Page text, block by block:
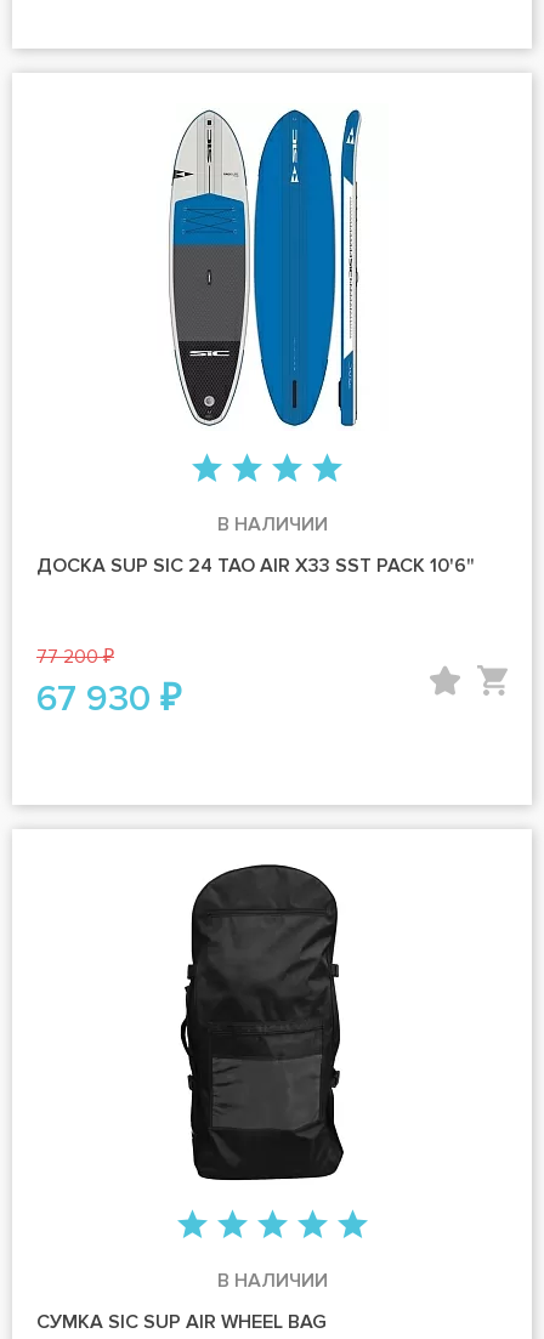
В НАЛИЧИИ
ДОСКА SUP SIC 24 TAO AIR X33 SST PACK 10'6"
77 200 ₽
67 930 ₽
В НАЛИЧИИ
СУМКА SIC SUP AIR WHEEL BAG